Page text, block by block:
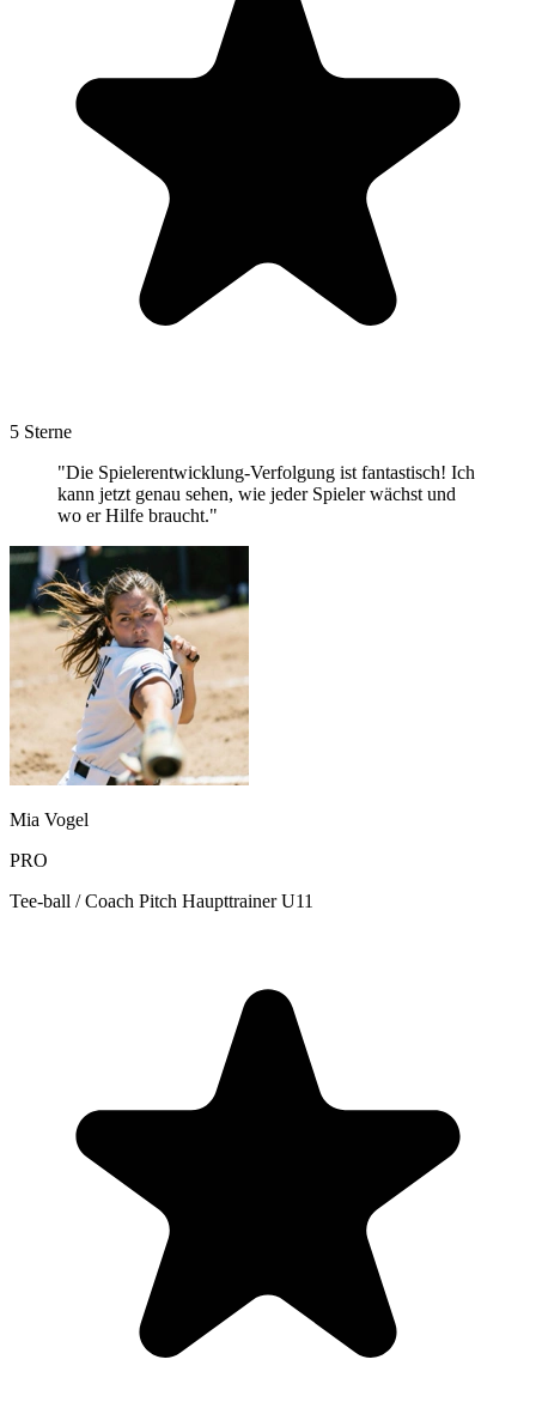
5 Sterne
"Die Spielerentwicklung-Verfolgung ist fantastisch! Ich
kann jetzt genau sehen, wie jeder Spieler wächst und
wo er Hilfe braucht."
Mia Vogel
PRO
Tee-ball / Coach Pitch Haupttrainer U11